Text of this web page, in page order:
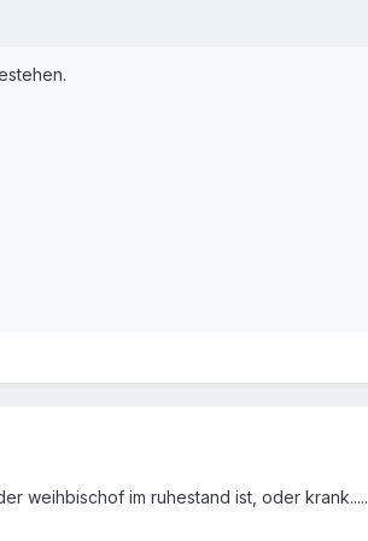
weihbischof im ruhestand ist, oder krank.....